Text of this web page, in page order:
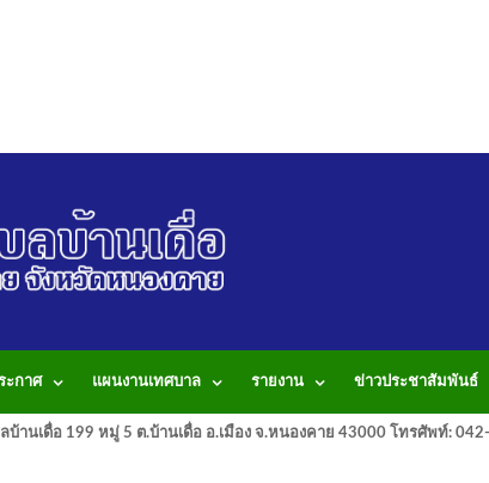
ะกาศ แผนงานเทศบาล รายงาน ข่าวประชาสัมพันธ์
บ้านเดื่อ 199 หมู่ 5 ต.บ้านเดื่อ อ.เมือง จ.หนองคาย 43000 โทรศัพท์: